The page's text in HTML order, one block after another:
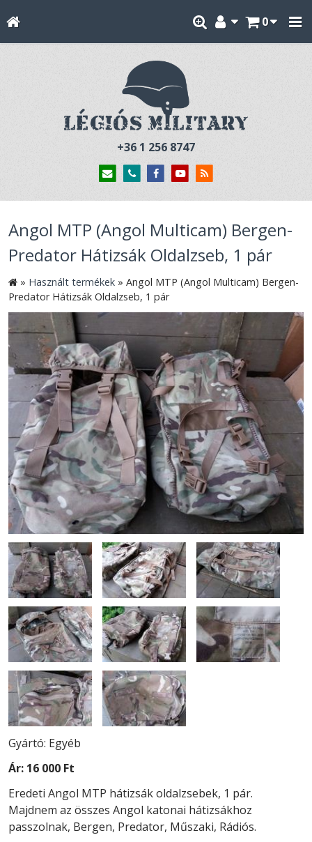
0
+36 1 256 8747
Angol MTP (Angol Multicam) Bergen-
Predator Hátizsák Oldalzseb, 1 pár
» Használt termékek » Angol MTP (Angol Multicam) Bergen-
Predator Hátizsák Oldalzseb, 1 pár
Gyártó: Egyéb
Ár: 16 000 Ft
Eredeti Angol MTP hátizsák oldalzsebek, 1 pár.
Majdnem az összes Angol katonai hátizsákhoz
passzolnak, Bergen, Predator, Műszaki, Rádiós.